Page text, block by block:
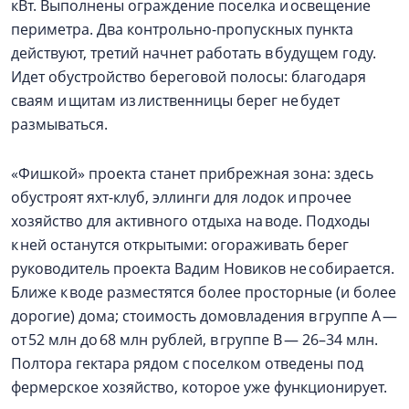
кВт. Выполнены ограждение поселка и освещение
периметра. Два контрольно-пропускных пункта
действуют, третий начнет работать в будущем году.
Идет обустройство береговой полосы: благодаря
сваям и щитам из лиственницы берег не будет
размываться.
«Фишкой» проекта станет прибрежная зона: здесь
обустроят яхт-клуб, эллинги для лодок и прочее
хозяйство для активного отдыха на воде. Подходы
к ней останутся открытыми: огораживать берег
руководитель проекта Вадим Новиков не собирается.
Ближе к воде разместятся более просторные (и более
дорогие) дома; стоимость домовладения в группе А —
от 52 млн до 68 млн рублей, в группе В — 26–34 млн.
Полтора гектара рядом с поселком отведены под
фермерское хозяйство, которое уже функционирует.